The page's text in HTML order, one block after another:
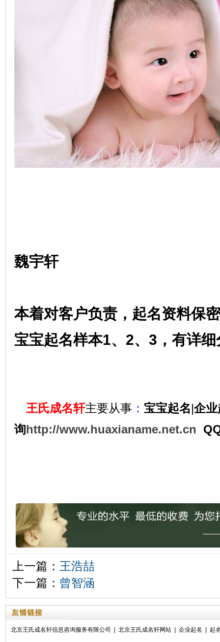
魏宇轩
本着对客户负责，起名资料保
宝宝起名样本1、2、3，有详
王氏成名轩主要从事 ： 宝宝起名|企
询http://www.huaxianame.net.cn
上一篇： 王浩喆
下一篇： 曾智涵
北京王氏成名轩信息咨询服务有限公司 北京王氏成名轩网站| 企业起名 起